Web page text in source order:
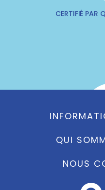
CERTIFIÉ PAR
QUI
NOUS